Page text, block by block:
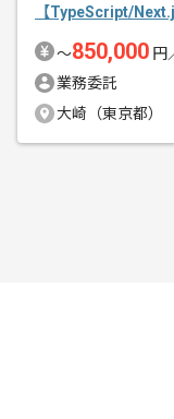
【TypeScript/
〜850,000 円
業務委託
大崎（東京都）